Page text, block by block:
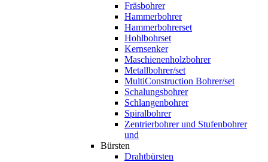
Fräsbohrer
Hammerbohrer
Hammerbohrerset
Hohlbohrset
Kernsenker
Maschienenholzbohrer
Metallbohrer/set
MultiConstruction Bohrer/set
Schalungsbohrer
Schlangenbohrer
Spiralbohrer
Zentrierbohrer und Stufenbohrer
und
Bürsten
Drahtbürsten